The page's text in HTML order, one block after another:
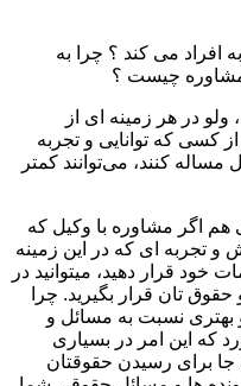
می کند ؟ چرا به
مشاوره چیست ؟
در هر زمینه ای از
کسی که توانایی و تجربه
مساله کنند، می‌توانند کمتر
اگر مشاوره با وکیل که
و تجربه ای که در این زمینه
قرار دهید، میتوانید در
تان قرار بگیرید. چرا
و بهتری نسبت به مسائل و
که این امر در بسیاری
برای رسیدن حقوقتان